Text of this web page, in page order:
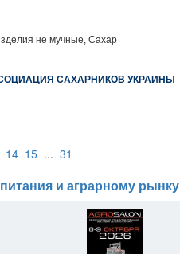
не мучные, Сахар
САХАРНИКОВ УКРАИНЫ
14 15 ... 31
и аграрному рынку